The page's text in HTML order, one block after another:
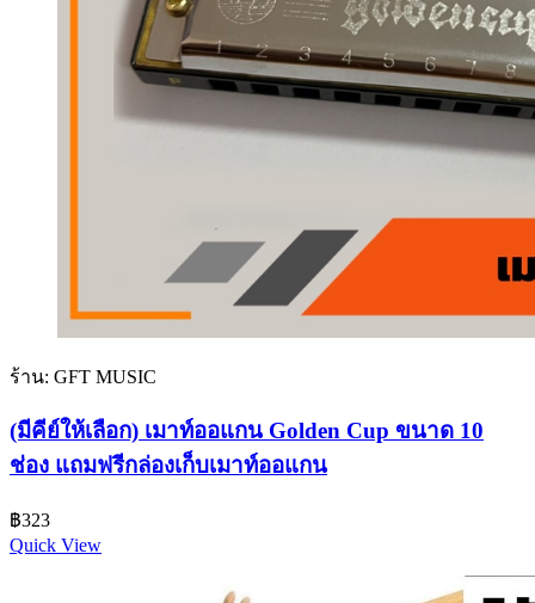
ร้าน: GFT MUSIC
(มีคีย์ให้เลือก) เมาท์ออแกน Golden Cup ขนาด 10
ช่อง แถมฟรีกล่องเก็บเมาท์ออแกน
฿323
Quick View